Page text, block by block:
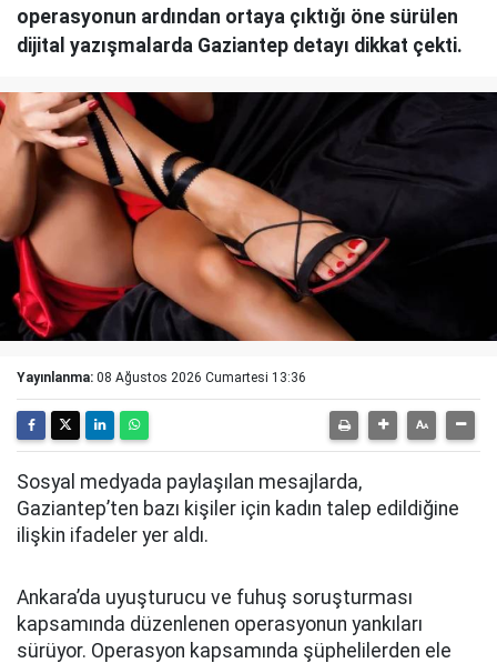
operasyonun ardından ortaya çıktığı öne sürülen
dijital yazışmalarda Gaziantep detayı dikkat çekti.
Yayınlanma: 08 Ağustos 2026 Cumartesi 13:36
Sosyal medyada paylaşılan mesajlarda,
Gaziantep’ten bazı kişiler için kadın talep edildiğine
ilişkin ifadeler yer aldı.
Ankara’da uyuşturucu ve fuhuş soruşturması
kapsamında düzenlenen operasyonun yankıları
sürüyor. Operasyon kapsamında şüphelilerden ele